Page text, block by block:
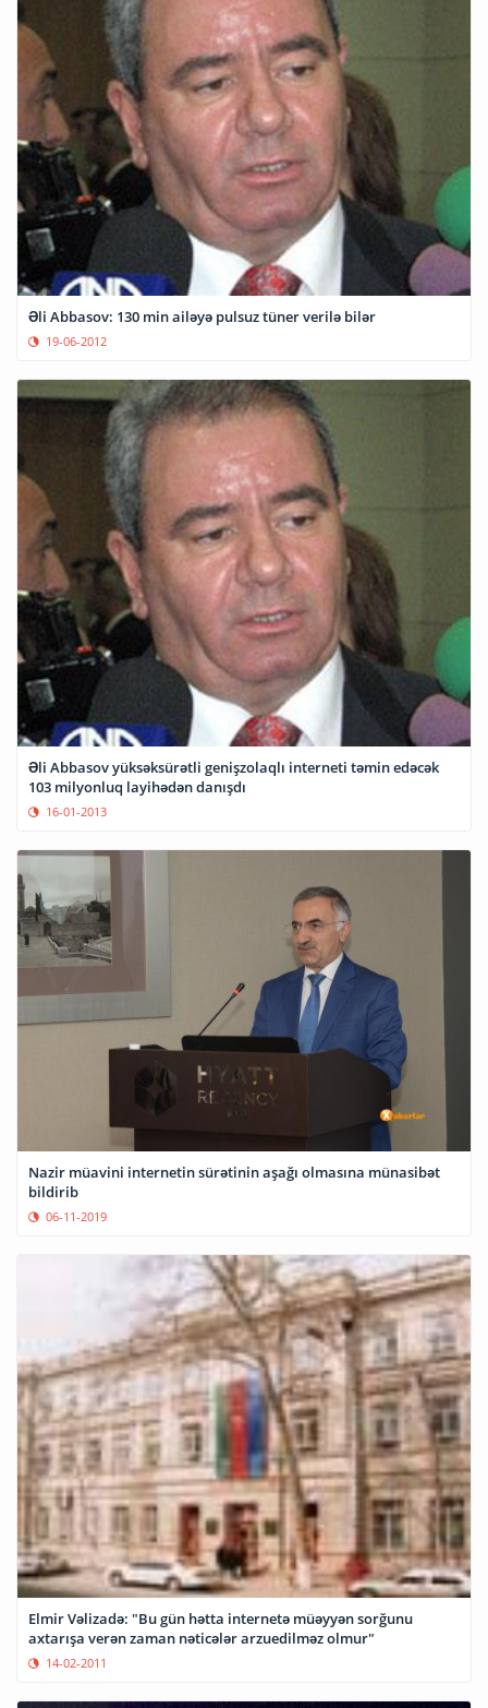
Əli Abbasov: 130 min ailəyə pulsuz tüner verilə bilər
19-06-2012
Əli Abbasov yüksəksürətli genişzolaqlı interneti təmin edəcək
103 milyonluq layihədən danışdı
16-01-2013
Nazir müavini internetin sürətinin aşağı olmasına münasibət
bildirib
06-11-2019
Elmir Vəlizadə: "Bu gün hətta internetə müəyyən sorğunu
axtarışa verən zaman nəticələr arzuedilməz olmur"
14-02-2011